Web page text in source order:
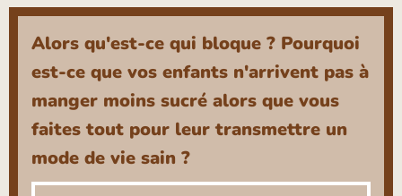
Alors qu'est-ce qui bloque ? Pourquoi
est-ce que vos enfants n'arrivent pas à
manger moins sucré alors que vous
faites tout pour leur transmettre un
mode de vie sain ?